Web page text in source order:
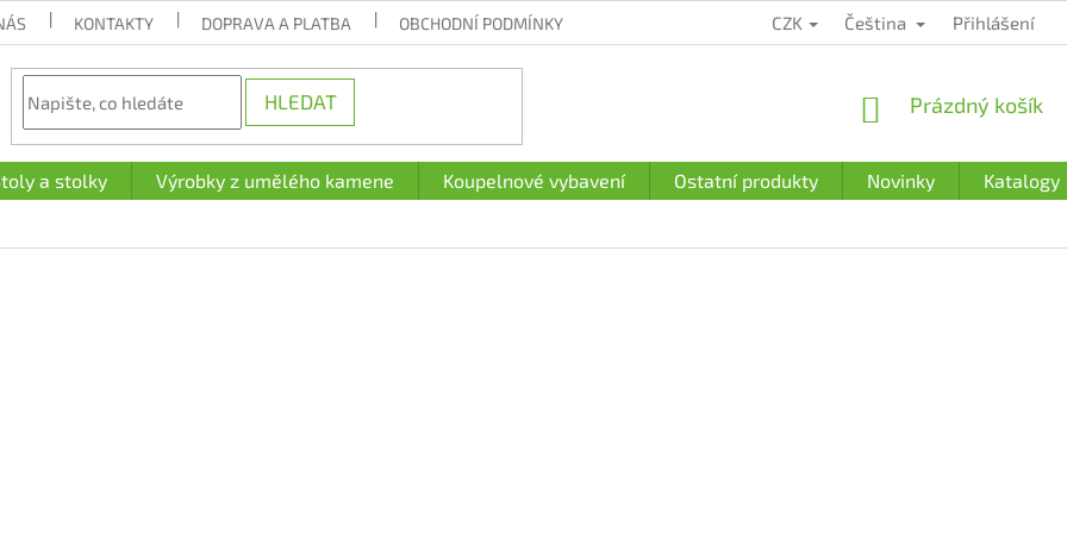
KONTAKTY DOPRAVA A PLATBA OBCHODNÍ PODMÍNKY PODMÍNKY OCHRANY OSOBNÍCH
CZK Čeština Přihlášení
HLEDAT
NÁKUPNÍ
Prázdný košík
a stolky Výrobky z umělého kamene Koupelnové vybavení Ostatní produkty Novinky Katalogy